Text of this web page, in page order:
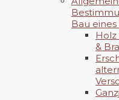
Bau eines
Holz
&